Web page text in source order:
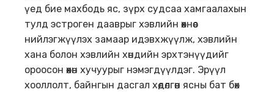
үед бие махбодь яс, зүрх судсаа хамгаалахын
тулд эстроген дааврыг хэвлийн өөхнөөс
нийлэгжүүлэх замаар идэвхжүүлж, хэвлийн
хана болон хэвлийн хөндийн эрхтэнүүдийг
ороосон өөхөн хучуурыг нэмэгдүүлдэг. Эрүүл
хооллолт, байнгын дасгал хөдөлгөөн ясны бат бөх